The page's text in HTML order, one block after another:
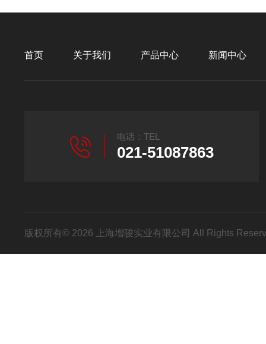
首页 关于我们 产品中心 新闻中心
电话：TEL
021-51087863
版权所有© 2026 上海增骏实业有限公司 All Rights